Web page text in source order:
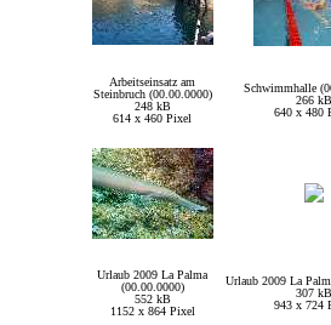
Arbeitseinsatz am
Steinbruch (00.00.0000)
248 kB
614 x 460 Pixel
Schwimmhalle
266 kB
640 x 480
Urlaub 2009 La Palma
(00.00.0000)
552 kB
1152 x 864 Pixel
Urlaub 2009 La
307 kB
943 x 724